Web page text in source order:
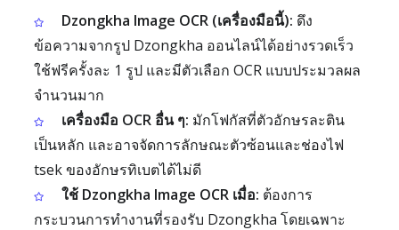
Dzongkha Image OCR (เครื่องมือนี้): ดึง
ข้อความจากรูป Dzongkha ออนไลน์ได้อย่างรวดเร็ว
ใช้ฟรีครั้งละ 1 รูป และมีตัวเลือก OCR แบบประมวลผล
จำนวนมาก
เครื่องมือ OCR อื่น ๆ: มักโฟกัสที่ตัวอักษรละติน
เป็นหลัก และอาจจัดการลักษณะตัวซ้อนและช่องไฟ
tsek ของอักษรทิเบตได้ไม่ดี
ใช้ Dzongkha Image OCR เมื่อ: ต้องการ
กระบวนการทำงานที่รองรับ Dzongkha โดยเฉพาะ